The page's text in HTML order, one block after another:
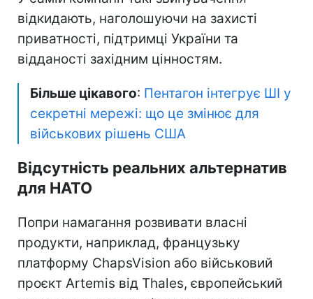
відкидають, наголошуючи на захисті
приватності, підтримці України та
відданості західним цінностям.
Більше цікавого: Пентагон інтегрує ШІ у
секретні мережі: що це змінює для
військових рішень США
Відсутність реальних альтернатив
для НАТО
Попри намагання розвивати власні
продукти, наприклад, французьку
платформу ChapsVision або військовий
проєкт Artemis від Thales, європейський